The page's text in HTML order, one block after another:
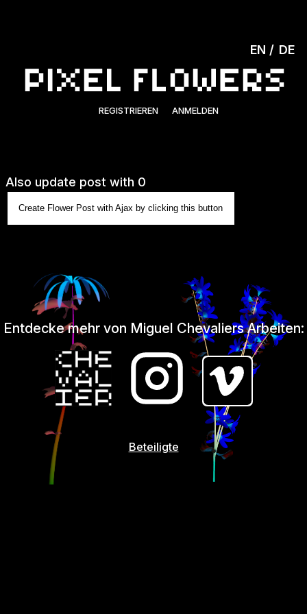
REGISTRIEREN ANMELDEN
EN DE
Also update post with 0
Create Flower Post with Ajax by clicking this button
Entdecke mehr von Miguel Chevaliers Arbeiten:
Beteiligte